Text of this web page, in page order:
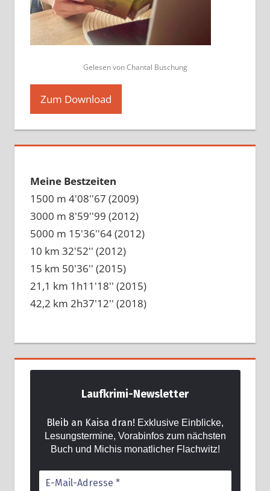
Gelesen von Chantal Buschung
Zum Download
Meine Bestzeiten
1500 m 4'08''67 (2009)
3000 m 8'59''99 (2012)
5000 m 15'36''64 (2012)
10 km 32'52'' (2012)
15 km 50'36'' (2015)
21,1 km 1h11'18'' (2015)
42,2 km 2h37'12'' (2018)
Laufkrimi-Newsletter
Bleib an Kaisa dran! Exklusive Einblicke,
Lesungstermine, Vorabinfos zum nächsten
Buch und Michis monatlicher Flachwitz!